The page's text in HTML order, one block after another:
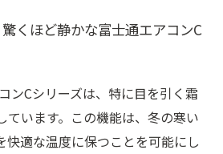
くほど静かな富士通エアコンC
ンCシリーズは、特に目を引く霜
ています。この機能は、冬の寒い
快適な温度に保つことを可能にし